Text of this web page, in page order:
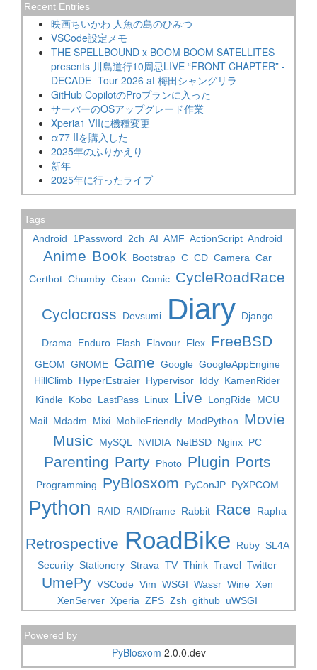
Recent Entries
映画ちいかわ 人魚の島のひみつ
VSCode設定メモ
THE SPELLBOUND x BOOM BOOM SATELLITES
presents 川島道行10周忌LIVE “FRONT CHAPTER” -
DECADE- Tour 2026 at 梅田シャングリラ
GitHub CopilotのProプランに入った
サーバーのOSアップグレード作業
Xperia1 VIIに機種変更
α77 IIを購入した
2025年のふりかえり
新年
2025年に行ったライブ
Tags
Android
1Password 2ch AI AMF ActionScript Android
Anime Book Bootstrap C CD Camera Car
Certbot Chumby Cisco Comic CycleRoadRace
Cyclocross Devsumi Diary Django
Drama Enduro Flash Flavour Flex FreeBSD
GEOM GNOME Game Google GoogleAppEngine
HillClimb HyperEstraier Hypervisor Iddy KamenRider
Kindle Kobo LastPass Linux Live LongRide MCU
Mail Mdadm Mixi MobileFriendly ModPython
Movie
Music
MySQL NVIDIA NetBSD Nginx PC
Parenting Party Photo Plugin Ports
Programming PyBlosxom PyConJP PyXPCOM
Python RAID RAIDframe Rabbit Race Rapha
Retrospective RoadBike Ruby SL4A
Security Stationery Strava TV Think Travel Twitter
UmePy VSCode Vim WSGI Wassr Wine Xen
XenServer Xperia ZFS Zsh github uWSGI
Powered by
PyBlosxom 2.0.0.dev